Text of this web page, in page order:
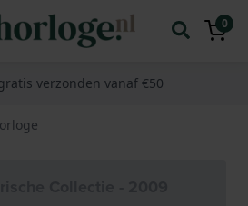
0
verzonden vanaf €50